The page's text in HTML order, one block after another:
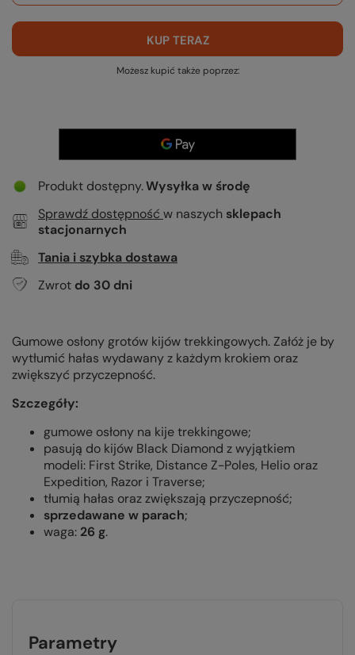
KUP TERAZ
Możesz kupić także poprzez:
Produkt dostępny Wysyłkaw środę
Sprawdź dostępność w naszych sklepach
stacjonarnych
Tania i szybka dostawa
Zwrot do 30 dni
Gumowe osłony grotów kijów trekkingowych. Załóż je by
wytłumić hałas wydawany z każdym krokiem oraz
zwiększyć przyczepność.
Szczegóły:
gumowe osłony na kije trekkingowe;
pasują do kijów Black Diamond z wyjątkiem
modeli: First Strike, Distance Z-Poles, Helio oraz
Expedition, Razor i Traverse;
tłumią hałas oraz zwiększają przyczepność;
sprzedawane w parach;
waga: 26 g.
Parametry